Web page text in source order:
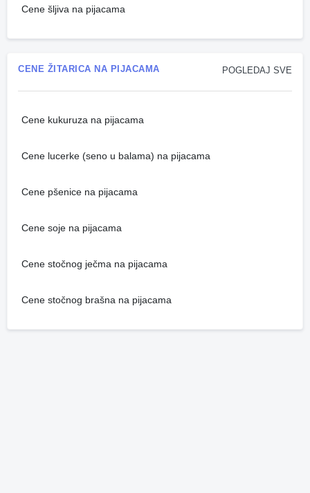
Cene šljiva na pijacama
POGLEDAJ SVE
CENE ŽITARICA NA PIJACAMA
Cene kukuruza na pijacama
Cene lucerke (seno u balama) na pijacama
Cene pšenice na pijacama
Cene soje na pijacama
Cene stočnog ječma na pijacama
Cene stočnog brašna na pijacama